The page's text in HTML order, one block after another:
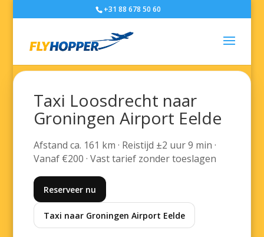
+31 88 678 50 60
Taxi Loosdrecht naar
Groningen Airport Eelde
Afstand ca. 161 km · Reistijd ±2 uur 9 min ·
Vanaf €200 · Vast tarief zonder toeslagen
Reserveer nu
Taxi naar Groningen Airport Eelde